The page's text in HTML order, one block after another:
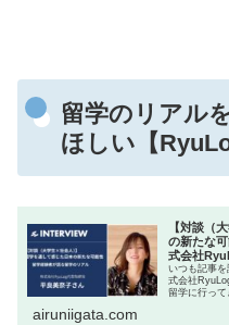
留学のリアル
ほしい【
【対談（
の新たな
式会社
いつも記事
式会社
留学に行って
airuniigata.com